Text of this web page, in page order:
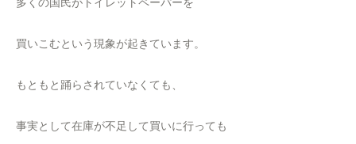
買いこむという現象が起きています。
もともと踊らされていなくても、
事実として在庫が不足して買いに行っても